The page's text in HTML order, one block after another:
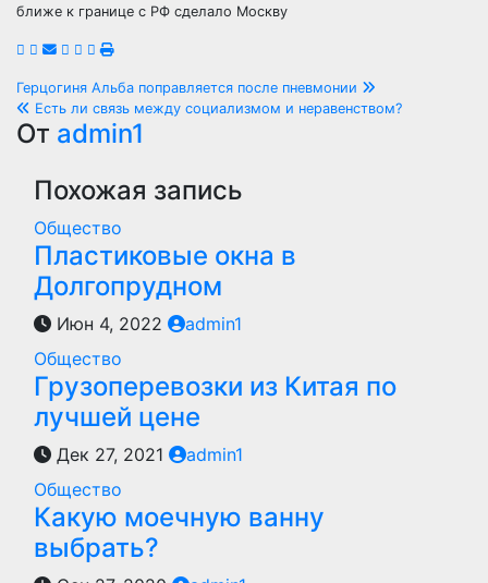
ближе к границе с РФ сделало Москву
Навигация
по
записям
Герцогиня Альба поправляется после пневмонии
Есть ли связь между социализмом и неравенством?
От admin1
Похожая запись
Общество
Пластиковые окна в
Долгопрудном
Июн 4, 2022
admin1
Общество
Грузоперевозки из Китая по
лучшей цене
Дек 27, 2021
admin1
Общество
Какую моечную ванну
выбрать?